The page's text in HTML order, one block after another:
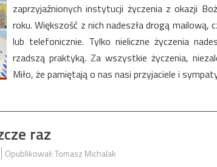
zaprzyjaźnionych instytucji życzenia z okazji
roku. Większość z nich nadeszła drogą mailową,
lub telefonicznie. Tylko nieliczne życzenia
rzadszą praktyką. Za wszystkie życzenia,
Miło, że pamiętają o nas nasi przyjaciele i
raz
Opublikował: Tomasz Michalak